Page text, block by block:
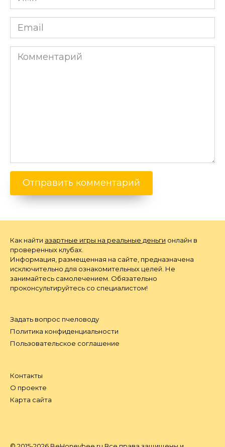
*
Email
*
Комментарий
Как найти азартные игры на реальные деньги онлайн в
проверенных клубах.
Информация, размещенная на сайте, предназначена
исключительно для ознакомительных целей. Не
занимайтесь самолечением. Обязательно
проконсультируйтесь со специалистом!
Задать вопрос пчеловоду
Политика конфиденциальности
Пользовательское соглашение
Контакты
О проекте
Карта сайта